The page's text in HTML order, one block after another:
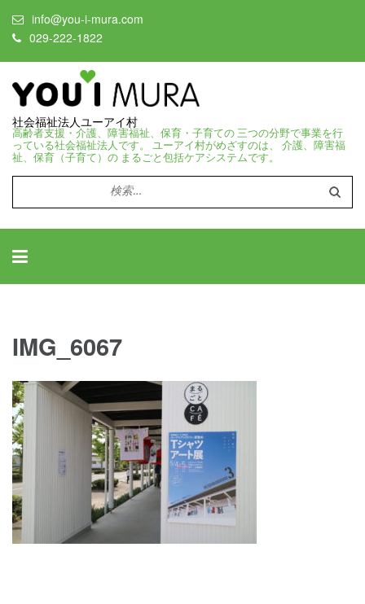
info@you-i-mura.com
029-222-1822
社会福祉法人ユーアイ村
高齢者支援・介護、障害福祉、保育・子育ての 三つの分野で事業を行
っている社会福祉法人です。 ユーアイ村がめざすのは、 介護、障害福
祉、保育（子育て）の まるごと包括ケアシステムです。
検
索:
IMG_6067